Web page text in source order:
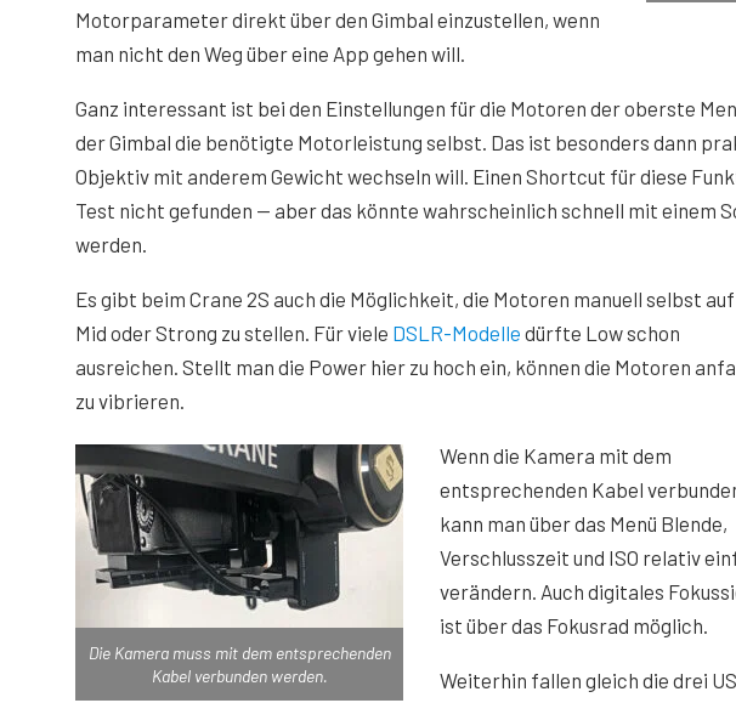
Motorparameter direkt über den Gimbal einzustellen, wenn
man nicht den Weg über eine App gehen will.
Ganz interessant ist bei den Einstellungen für die Motoren der oberste
der Gimbal die benötigte Motorleistung selbst. Das ist besonders dann
Objektiv mit anderem Gewicht wechseln will. Einen Shortcut für diese
Test nicht gefunden — aber das könnte wahrscheinlich schnell mit
werden.
Es gibt beim Crane 2S auch die Möglichkeit, die Motoren manuell selbst
Mid oder Strong zu stellen. Für viele DSLR-Modelle dürfte Low schon
ausreichen. Stellt man die Power hier zu hoch ein, können die Motoren
zu vibrieren.
Die Kamera muss mit dem entsprechenden
Kabel verbunden werden.
Wenn die Kamera mit dem
entsprechenden Kabel
kann man über das Menü Blende,
Verschlusszeit und ISO relativ
verändern. Auch digitales
ist über das Fokusrad möglich.
Weiterhin fallen gleich die drei